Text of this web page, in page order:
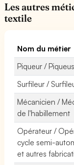
Les autres
textile
Nom du métier
Piqueur /
Surfileur /
Mécanicien /
de l'habillement
Opérateur /
cycle semi-
et autres